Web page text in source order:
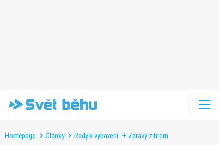
Homepage Články Rady k vybavení Zprávy z firem